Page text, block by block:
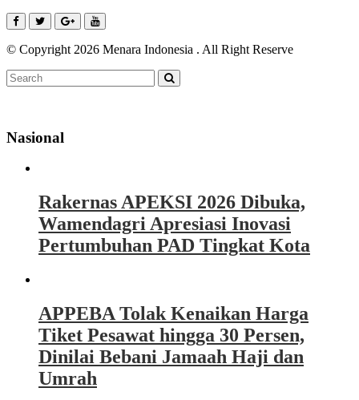
© Copyright 2026 Menara Indonesia . All Right Reserve
Nasional
Rakernas APEKSI 2026 Dibuka,
Wamendagri Apresiasi Inovasi
Pertumbuhan PAD Tingkat Kota
APPEBA Tolak Kenaikan Harga
Tiket Pesawat hingga 30 Persen,
Dinilai Bebani Jamaah Haji dan
Umrah